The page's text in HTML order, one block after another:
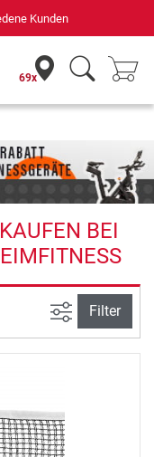
Kunden
69x
BEI
Ansicht
Filter